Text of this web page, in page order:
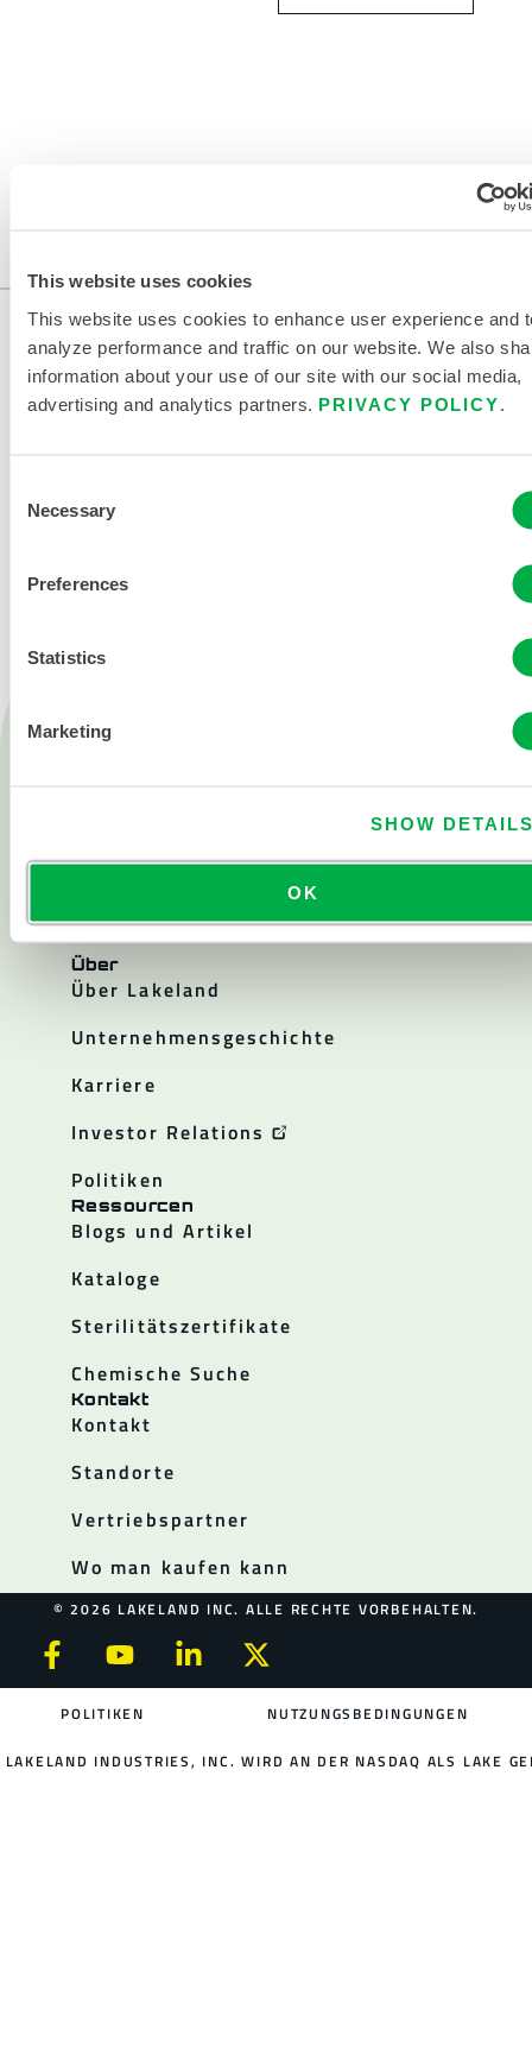
This website uses cookies
This website uses cookies to enhance user experience and
analyze performance and traffic on our website. We also
information about your use of our site with our social media,
advertising and analytics partners. PRIVACY POLICY
Selection
Necessary
Preferences
Statistics
Marketing
SHOW
OK
Produkte
Feuer
Über
Über Lakeland
Unternehmensgeschichte
Karriere
Investor Relations
Politiken
Ressourcen
Blogs und Artikel
Kataloge
Sterilitätszertifikate
Chemische Suche
Kontakt
Kontakt
Standorte
Vertriebspartner
Wo man kaufen kann
© 2026 LAKELAND INC. ALLE RECHTE VORBEHALTEN.
POLITIKEN NUTZUNGSBEDINGUNGEN
LAKELAND INDUSTRIES, INC. WIRD AN DER NASDAQ ALS LAKE